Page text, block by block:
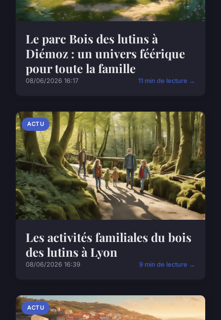
Le parc Bois des lutins à
Diémoz : un univers féérique
pour toute la famille
08/06/2026 16:17 11 min de lecture →
ACTU
Les activités familiales du bois
des lutins à Lyon
08/06/2026 16:39 9 min de lecture →
ACTU